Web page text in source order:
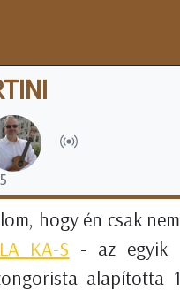
hogy én csak
KA-S - az egyik
alapította